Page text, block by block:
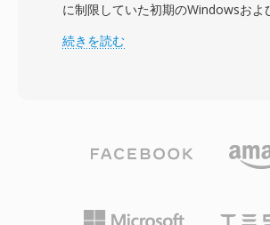
集や処理が比較的容易です。AVIは複
ィオストリームもサポートしており
幕フォーマットのネイティブサポー
の制限がありました。OpenDML拡張
になり、サイズ制限が解消されまし
に制限していた初期のWindowsおよ
イルシステムに由来し、より長い
ームが含まれています。このフォー
ウェアエンコーダカードを使用した
続きを読む